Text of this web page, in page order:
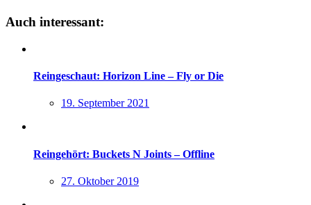
Auch interessant:
Reingeschaut: Horizon Line – Fly or Die
19. September 2021
Reingehört: Buckets N Joints – Offline
27. Oktober 2019